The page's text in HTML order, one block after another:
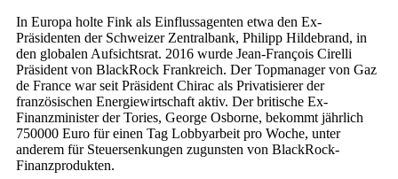
In Europa holte Fink als Einflussagenten etwa den Ex-
Präsidenten der Schweizer Zentralbank, Philipp Hildebrand, in
den globalen Aufsichtsrat. 2016 wurde Jean-François Cirelli
Präsident von BlackRock Frankreich. Der Topmanager von Gaz
de France war seit Präsident Chirac als Privatisierer der
französischen Energiewirtschaft aktiv. Der britische Ex-
Finanzminister der Tories, George Osborne, bekommt jährlich
750000 Euro für einen Tag Lobbyarbeit pro Woche, unter
anderem für Steuersenkungen zugunsten von BlackRock-
Finanzprodukten.